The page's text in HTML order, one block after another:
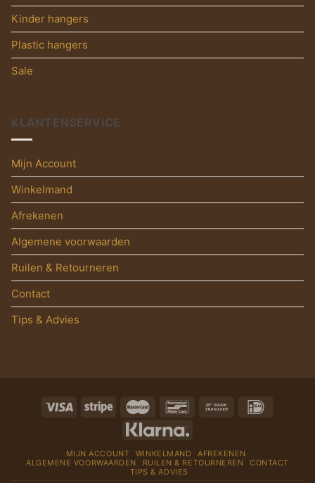
Kinder hangers
Plastic hangers
Sale
KLANTENSERVICE
Mijn Account
Winkelmand
Afrekenen
Algemene voorwaarden
Ruilen & Retourneren
Contact
Tips & Advies
MIJN ACCOUNT WINKELMAND
AFREKENEN
ALGEMENE VOORWAARDEN
RUILEN & RETOURNEREN
CONTACT
TIPS & ADVIES